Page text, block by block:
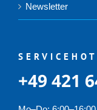
Newsletter
+49 421